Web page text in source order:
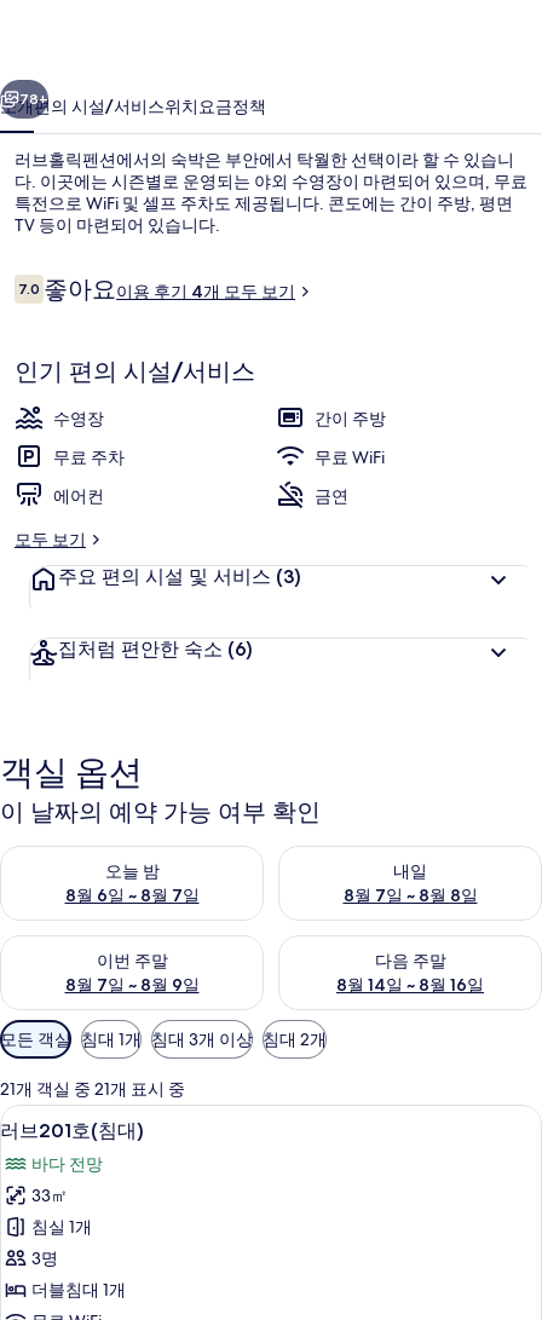
사
진
갤
러
다음
78+
소개편의 시설/서비스위치요금정책
러브홀릭펜션에서의 숙박은 부안에서 탁월한 선택이라 할 수 있습니
다. 이곳에는 시즌별로 운영되는 야외 수영장이 마련되어 있으며, 무료
특전으로 WiFi 및 셀프 주차도 제공됩니다. 콘도에는 간이 주방, 평면
TV 등이 마련되어 있습니다.
이
용
기
7.010점 만점 중 7.0점.
좋아요이용 후기 4개 모두 보기
인기 편의 시설/서비스
수영장
간이 주방
무료 주차
무료 WiFi
에어컨
금연
모두 보기
주요 편의 시설 및 서비스 (3)
집처럼 편안한 숙소 (6)
객실 옵션
이 날짜의 예약 가능 여부 확인
오늘 밤
8월 6일 ~ 8월 7일
오늘 밤 예약 가능 여부 확인, 8월 6일 ~ 8월 7일
내일
8월 7일 ~ 8월 8일
내일 예약 가능 여부 확인, 8월
이번 주말
8월 7일 ~ 8월 9일
이번 주말 예약 가능 여부 확인, 8월 7일 ~ 8월 9일
다음 주말
8월 14일 ~ 8월 16일
다음 주말 예약 가능 여부 확인,
객
실
에
사
용
가
능
한
필
터
모든 객실 침대 1개 침대 3개 이상 침대 2개
21개 객실 중 21개 표시 중
러
브
201
호
(침
대)
사
6
러브201호(침대)
바다 전망
33㎡
침실 1개
3명
더블침대 1개